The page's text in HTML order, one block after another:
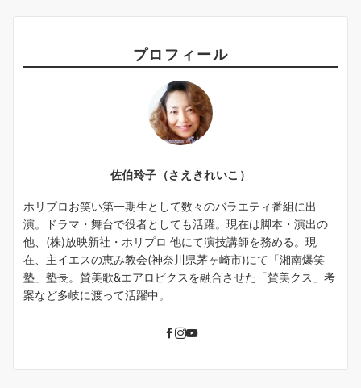
プロフィール
佐伯玲子（さえきれいこ）
ホリプロお笑い第一期生として数々のバラエティ番組に出
演。ドラマ・舞台で役者としても活躍。現在は脚本・演出の
他、(株)放映新社・ホリプロ 他にて演技講師を務める。現
在、主イエスの恵み教会(神奈川県茅ヶ崎市)にて「湘南爆笑
塾」塾長。賛美歌&エアロビクスを融合させた「賛美クス」考
案など多岐に渡って活躍中。